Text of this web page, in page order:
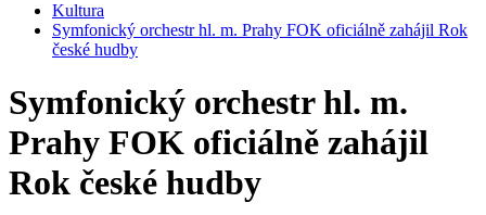
Kultura
Symfonický orchestr hl. m. Prahy FOK oficiálně zahájil Rok
české hudby
Symfonický orchestr hl. m.
Prahy FOK oficiálně zahájil
Rok české hudby